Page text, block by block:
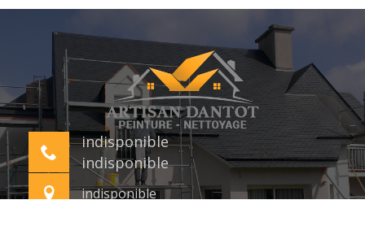
indisponible
indisponible
indisponible